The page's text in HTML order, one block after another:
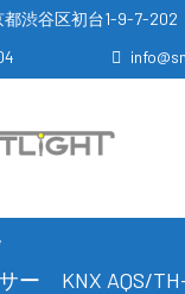
都渋谷区初台1-9-7-202
ー KNX AQS/